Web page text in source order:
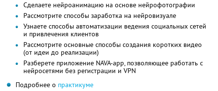
Сделаете нейроанимацию на основе нейрофотографии
Рассмотрите способы заработка на нейровизуале
Узнаете способы автоматизации ведения социальных сетей
и привлечения клиентов
Рассмотрите основные способы создания коротких видео
(от идеи до реализации)
Разберете приложение NAVA-app, позволяющее работать с
нейросетями без регистрации и VPN
Подробнее о практикуме